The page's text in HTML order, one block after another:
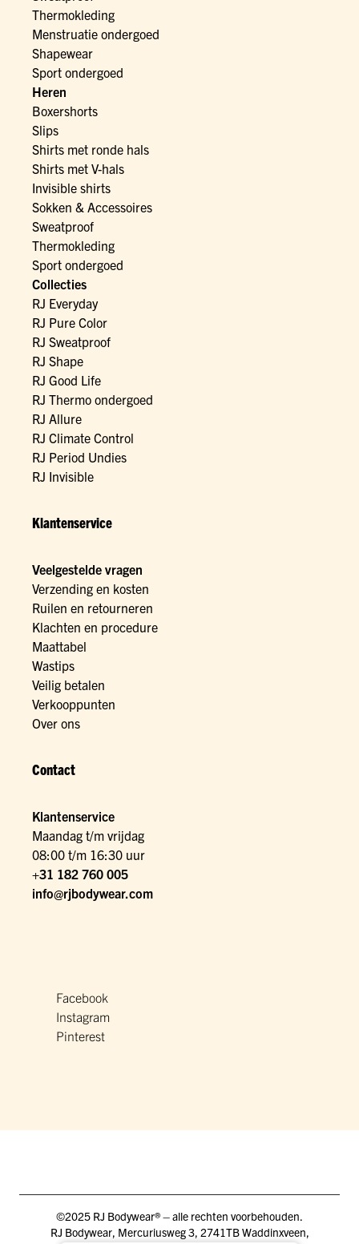
Thermokleding
Menstruatie ondergoed
Shapewear
Sport ondergoed
Heren
Boxershorts
Slips
Shirts met ronde hals
Shirts met V-hals
Invisible shirts
Sokken & Accessoires
Sweatproof
Thermokleding
Sport ondergoed
Collecties
RJ Everyday
RJ Pure Color
RJ Sweatproof
RJ Shape
RJ Good Life
RJ Thermo ondergoed
RJ Allure
RJ Climate Control
RJ Period Undies
RJ Invisible
Klantenservice
Veelgestelde vragen
Verzending en kosten
Ruilen en retourneren
Klachten en procedure
Maattabel
Wastips
Veilig betalen
Verkooppunten
Over ons
Contact
Klantenservice
Maandag t/m vrijdag
08:00 t/m 16:30 uur
+31 182 760 005
info@rjbodywear.com
Facebook
Instagram
Pinterest
©2025 RJ Bodywear® – alle rechten voorbehouden.
RJ Bodywear, Mercuriusweg 3, 2741TB Waddinxveen,